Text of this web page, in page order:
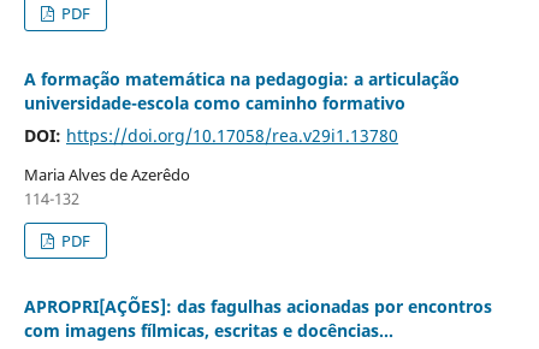
PDF
A formação matemática na pedagogia: a articulação
universidade-escola como caminho formativo
DOI: https://doi.org/10.17058/rea.v29i1.13780
Maria Alves de Azerêdo
114-132
PDF
APROPRI[AÇÕES]: das fagulhas acionadas por encontros
com imagens fílmicas, escritas e docências...